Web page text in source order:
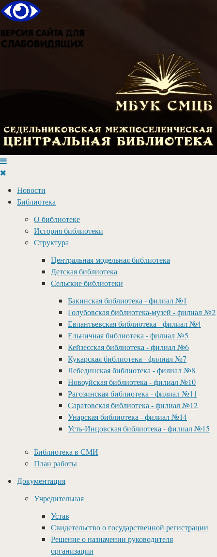
Новости
Библиотека
О библиотеке
История библиотеки
Структура
Центральная модельная библиотека
Детская библиотека
Сельские библиотеки
Бакинская библиотека - филиал №1
Голубовская библиотека-музей - филиал №2
Евлантьевская библиотека - филиал №4
Ельничная библиотека - филиал №5
Кейзесская библиотека - филиал №6
Кукарская библиотека - филиал №7
Лебединская библиотека - филиал №8
Новоуйская библиотека - филиал №10
Рагозинская библиотека - филиал №11
Саратовская библиотека - филиал №12
Унарская библиотека - филиал №14
Усть-Инцовская библиотека - филиал №15
Библиотека в СМИ
План работы
Документация
Учредительная
Устав
Свидетельство о государственной регистрации
Решение о назначении руководителя
организации